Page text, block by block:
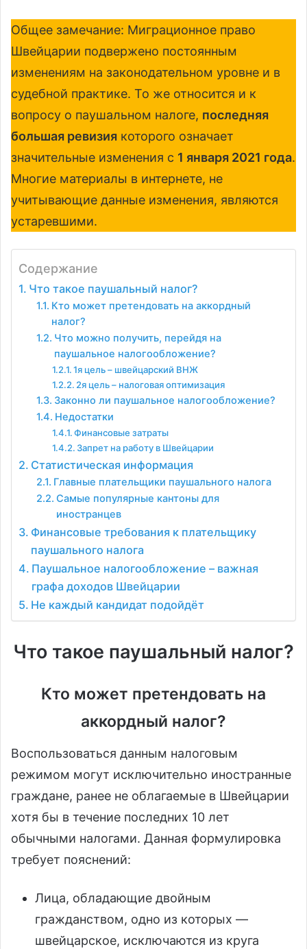
Общее замечание: Миграционное право
Швейцарии подвержено постоянным
изменениям на законодательном уровне и в
судебной практике. То же относится и к
вопросу о паушальном налоге, последняя
большая ревизия которого означает
значительные изменения с 1 января 2021 года.
Многие материалы в интернете, не
учитывающие данные изменения, являются
устаревшими.
Содержание
Что такое паушальный налог?
Кто может претендовать на аккордный
налог?
Что можно получить, перейдя на
паушальное налогообложение?
1я цель – швейцарский ВНЖ
2я цель – налоговая оптимизация
Законно ли паушальное налогообложение?
Недостатки
Финансовые затраты
Запрет на работу в Швейцарии
Статистическая информация
Главные плательщики паушального налога
Самые популярные кантоны для
иностранцев
Финансовые требования к плательщику
паушального налога
Паушальное налогообложение – важная
графа доходов Швейцарии
Не каждый кандидат подойдёт
Что такое паушальный налог?
Кто может претендовать на
аккордный налог?
Воспользоваться данным налоговым
режимом могут исключительно иностранные
граждане, ранее не облагаемые в Швейцарии
хотя бы в течение последних 10 лет
обычными налогами. Данная формулировка
требует пояснений:
Лица, обладающие двойным
гражданством, одно из которых —
швейцарское, исключаются из круга